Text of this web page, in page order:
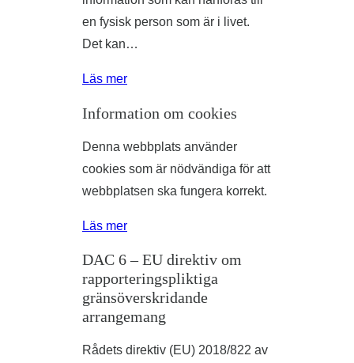
en fysisk person som är i livet.
Det kan…
Läs mer
Information om cookies
Denna webbplats använder
cookies som är nödvändiga för att
webbplatsen ska fungera korrekt.
Läs mer
DAC 6 – EU direktiv om
rapporteringspliktiga
gränsöverskridande
arrangemang
Rådets direktiv (EU) 2018/822 av